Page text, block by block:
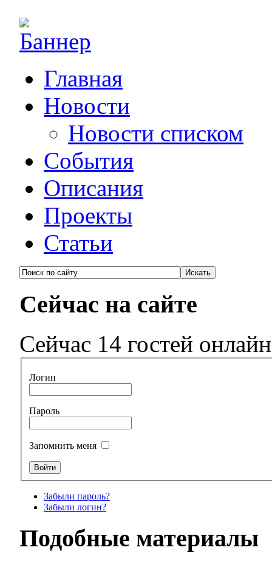
Главная
Новости
Новости списком
События
Описания
Проекты
Статьи
Сейчас на сайте
Сейчас 14 гостей онлайн
Логин
Пароль
Запомнить меня
Забыли пароль?
Забыли логин?
Подобные материалы